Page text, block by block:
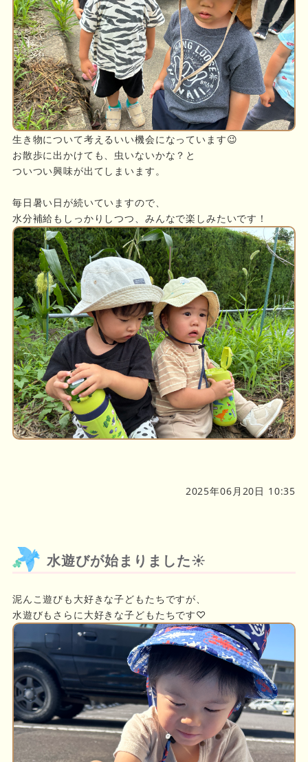
生き物について考えるいい機会になっています😉
お散歩に出かけても、虫いないかな？と
ついつい興味が出てしまいます。
毎日暑い日が続いていますので、
水分補給もしっかりしつつ、みんなで楽しみたいです！
2025年06月20日 10:35
水遊びが始まりました☀
泥んこ遊びも大好きな子どもたちですが、
水遊びもさらに大好きな子どもたちです♡